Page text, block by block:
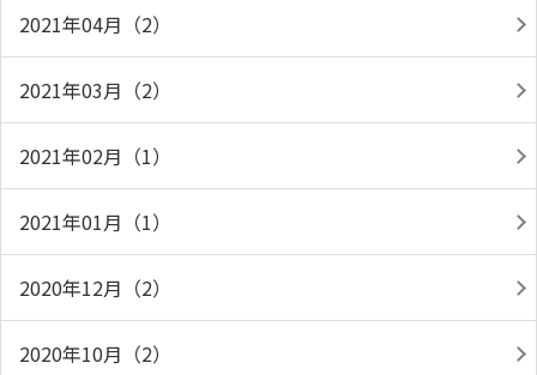
2021年04月（2）
2021年03月（2）
2021年02月（1）
2021年01月（1）
2020年12月（2）
2020年10月（2）